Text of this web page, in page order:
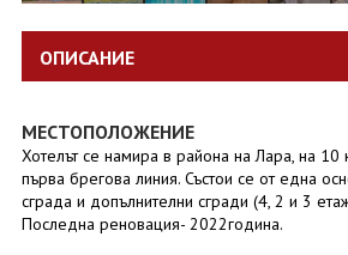
ОПИСАНИЕ
МЕСТОПОЛОЖЕНИЕ
Хотелът се намира в района на Лара, на 10
първа брегова линия. Състои се от една
сграда и допълнителни сгради (4, 2 и 3
Последна реновация- 2022година.